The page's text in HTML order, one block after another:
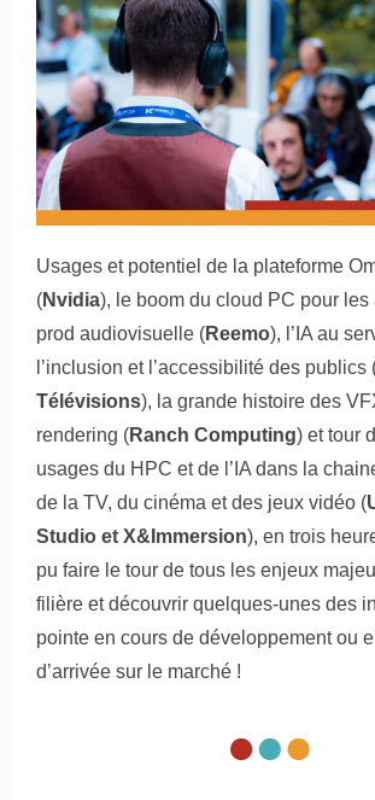
Usages et potentiel de la plateforme
(Nvidia), le boom du cloud PC pour les
prod audiovisuelle (Reemo), l’IA au
l’inclusion et l’accessibilité des publics
Télévisions), la grande histoire des
rendering (Ranch Computing) et tour
usages du HPC et de l’IA dans la
de la TV, du cinéma et des jeux vidéo (
Studio et X&Immersion), en trois
pu faire le tour de tous les enjeux
filière et découvrir quelques-unes des
pointe en cours de développement ou
d’arrivée sur le marché !